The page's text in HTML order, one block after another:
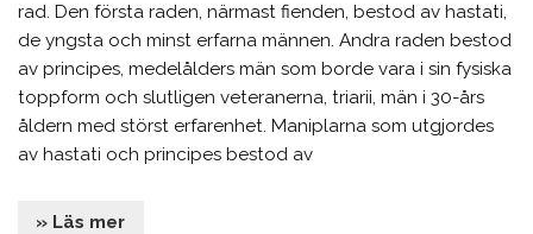
rad. Den första raden, närmast fienden, bestod av hastati,
de yngsta och minst erfarna männen. Andra raden bestod
av principes, medelålders män som borde vara i sin fysiska
toppform och slutligen veteranerna, triarii, män i 30-års
åldern med störst erfarenhet. Maniplarna som utgjordes
av hastati och principes bestod av
» Läs mer